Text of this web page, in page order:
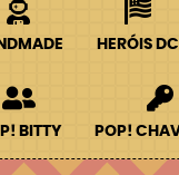
HERÓIS DC
BITTY POP!